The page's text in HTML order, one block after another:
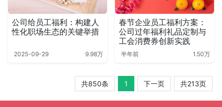
公司给员工福利：构建人
性化职场生态的关键举措
2025-09-29 9.98万
春节企业员工福利方案：
公司过年福利礼品定制与
工会消费券创新实践
半年前 1.50万
共850条 1 下一页 共213页